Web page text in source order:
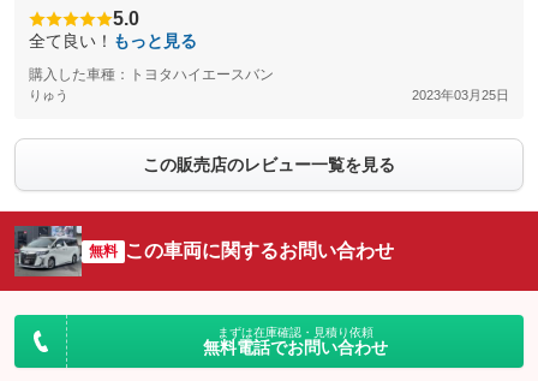
5.0
全て良い！ もっと見る
購入した車種：トヨタハイエースバン
りゅう 2023年03月25日
この販売店のレビュー一覧を見る
無料 この車両に関するお問い合わせ
まずは在庫確認・見積り依頼
無料電話でお問い合わせ